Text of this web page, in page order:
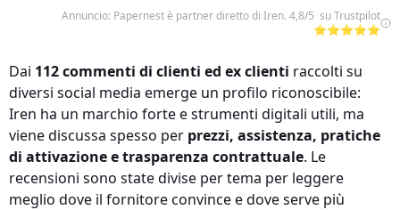
Annuncio: Papernest è partner diretto di Iren. 4,8/5 su Trustpilot
⭐⭐⭐⭐⭐
Dai 112 commenti di clienti ed ex clienti raccolti su
diversi social media emerge un profilo riconoscibile:
Iren ha un marchio forte e strumenti digitali utili, ma
viene discussa spesso per prezzi, assistenza, pratiche
di attivazione e trasparenza contrattuale. Le
recensioni sono state divise per tema per leggere
meglio dove il fornitore convince e dove serve più